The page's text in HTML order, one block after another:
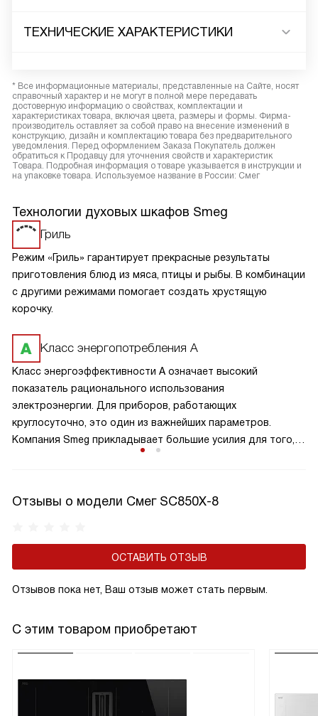
ТЕХНИЧЕСКИЕ ХАРАКТЕРИСТИКИ
* Все информационные материалы, представленные на Сайте, носят
справочный характер и не могут в полной мере передавать
достоверную информацию о свойствах, комплектации и
характеристиках товара, включая цвета, размеры и формы. Фирма-
производитель оставляет за собой право на внесение изменений в
конструкцию, дизайн и комплектацию товара без предварительного
уведомления. Перед оформлением Заказа Покупатель должен
обратиться к Продавцу для уточнения свойств и характеристик
Товара. Подробная информация о товаре указывается в инструкции и
на упаковке товара. Используемое название в России: Смег
Технологии духовых шкафов Smeg
Гриль
Режим «Гриль» гарантирует прекрасные результаты
приготовления блюд из мяса, птицы и рыбы. В комбинации
с другими режимами помогает создать хрустящую
корочку.
Класс энергопотребления А
Класс энергоэффективности А означает высокий
показатель рационального использования
электроэнергии. Для приборов, работающих
круглосуточно, это один из важнейших параметров.
Компания Smeg прикладывает большие усилия для того,
Отзывы о модели Смег SC850X-8
ОСТАВИТЬ ОТЗЫВ
Отзывов пока нет, Ваш отзыв может стать первым.
С этим товаром приобретают